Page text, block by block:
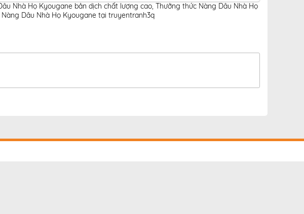
Nhà Họ Kyougane bản dịch chất lượng cao, Thưởng thức Nàng Dâu Nhà Họ
Dâu Nhà Họ Kyougane tại truyentranh3q